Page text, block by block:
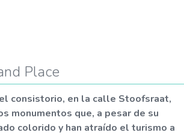
Place
consistorio, en la calle Stoofsraat,
monumentos que, a pesar de su
colorido y han atraído el turismo a